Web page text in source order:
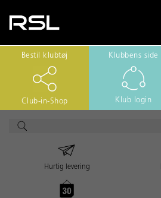
Bestil klubtøj
Club-in-Shop
Klubbens side
Klub login
Hurtig levering